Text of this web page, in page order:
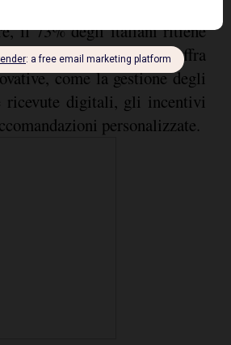
il 73% degli italiani ritiene
la propria banca offra
come la gestione degli
ricevute digitali, gli incentivi
personalizzate.